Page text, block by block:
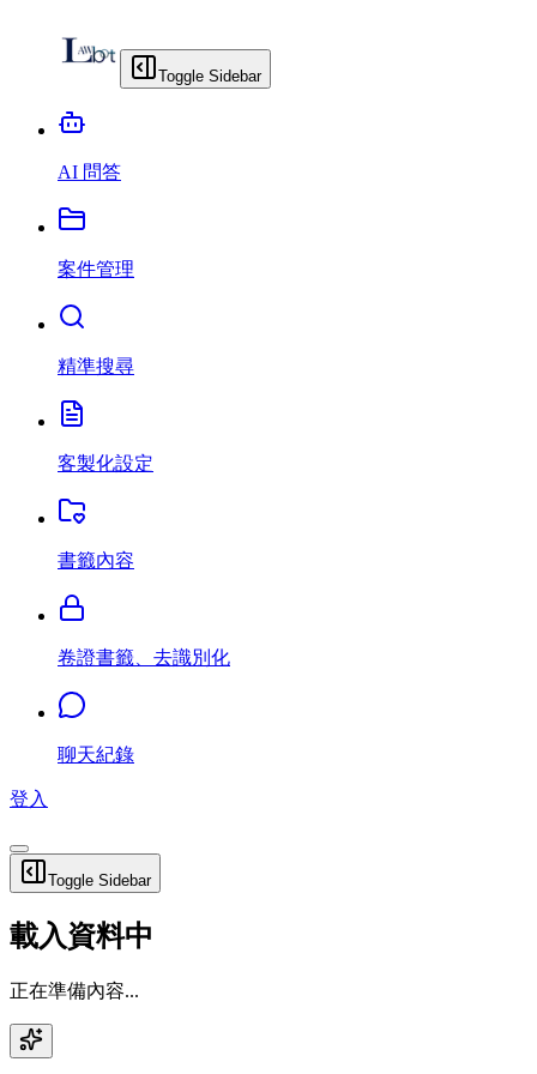
Toggle Sidebar
AI 問答
案件管理
精準搜尋
客製化設定
書籤內容
卷證書籤、去識別化
聊天紀錄
登入
Toggle Sidebar
載入資料中
正在準備內容...